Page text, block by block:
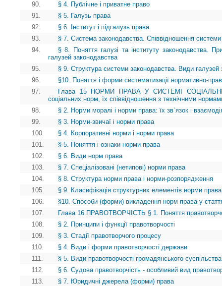
90.
§ 4. Публічне і приватне право
91.
§ 5. Галузь права
92.
§ 6. Інститут і підгалузь права
93.
§ 7. Система законодавства. Співвідношення
94.
§ 8. Поняття галузі та інституту законодавства.
галузей законодавства
95.
§ 9. Структура системи законодавства. Види галузей
96.
§10. Поняття і форми систематизації нормативно-
97.
Глава 15 НОРМИ ПРАВА У СИСТЕМІ
соціальних норм, їх співвідношення з технічними
98.
§ 2. Норми моралі і норми права: їх зв`язок і
99.
§ 3. Норми-звичаї і норми права
100.
§ 4. Корпоративні норми і норми права
101.
§ 5. Поняття і ознаки норми права
102.
§ 6. Види норм права
103.
§ 7. Спеціалізовані (нетипові) норми права
104.
§ 8. Структура норми права і норми-розпорядження
105.
§ 9. Класифікація структурних елементів норми
106.
§10. Способи (форми) викладення норм права у
107.
Глава 16 ПРАВОТВОРЧІСТЬ § 1. Поняття
108.
§ 2. Принципи і функції правотворчості
109.
§ 3. Стадії правотворчого процесу
110.
§ 4. Види і форми правотворчості держави
111.
§ 5. Види правотворчості громадянського суспільства
112.
§ 6. Судова правотворчість - особливий вид
113.
§ 7. Юридичні джерела (форми) права